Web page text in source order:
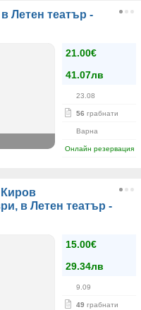
Летен театър -
21.00€
41.07лв
23.08
56 грабнати
Варна
Онлайн резервация
в Летен театър -
15.00€
29.34лв
9.09
49 грабнати